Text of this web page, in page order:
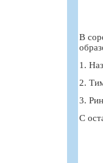
В
1.
2.
3.
С